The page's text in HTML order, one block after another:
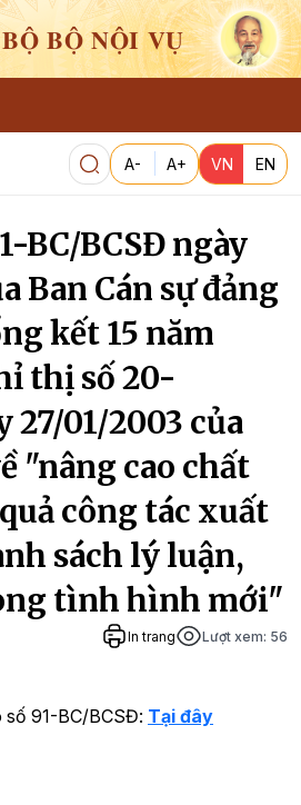
BỘ NỘI VỤ
A- A+ VN EN
BC/BCSĐ ngày
Ban Cán sự đảng
kết 15 năm
thị số 20-
27/01/2003 của
"nâng cao chất
công tác xuất
sách lý luận,
tình hình mới"
In trang Lượt xem: 56
số 91-BC/BCSĐ: Tại đây